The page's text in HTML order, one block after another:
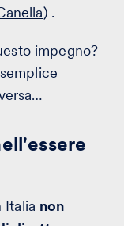
) .
impegno?
Italia non